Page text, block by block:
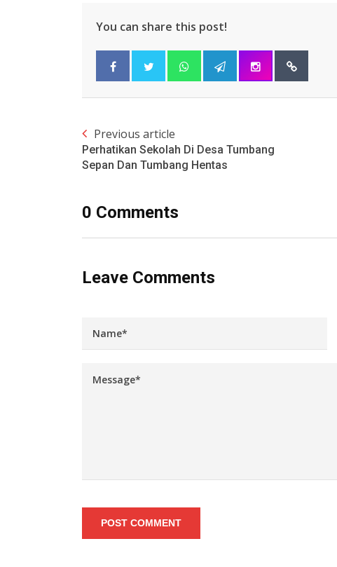
You can share this post!
Previous article
Perhatikan Sekolah Di Desa Tumbang
Sepan Dan Tumbang Hentas
0 Comments
Leave Comments
POST COMMENT